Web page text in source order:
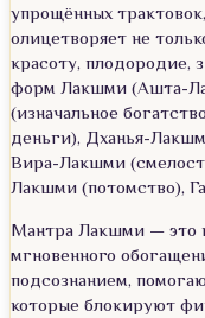
упрощённых
олицетворяет не
красоту, плодородие,
форм Лакшми (Ашта-
(изначальное
деньги), Дханья-
Вира-Лакшми
Лакшми (потомство),
Мантра Лакшми — это
мгновенного
подсознанием,
которые блокируют